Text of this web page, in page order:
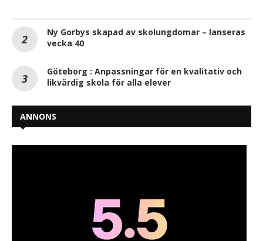
Ny Gorbys skapad av skolungdomar – lanseras
vecka 40
Göteborg : Anpassningar för en kvalitativ och
likvärdig skola för alla elever
ANNONS